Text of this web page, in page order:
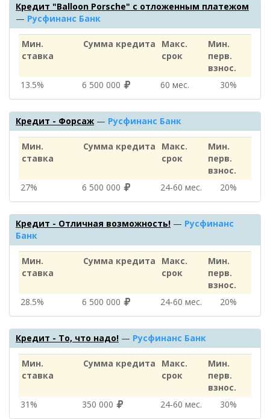
Кредит "Balloon Porsche" с отложенным платежом
— Русфинанс Банк
Мин.
ставка
Сумма кредита
Макс.
срок
Мин.
перв.
взнос.
13.5%
6 500 000 60 мес. 30%
Кредит - Форсаж — Русфинанс Банк
Мин.
ставка
Сумма кредита
Макс.
срок
Мин.
перв.
взнос.
27%
6 500 000 24‑60 мес. 20%
Кредит - Отличная возможность! — Русфинанс
Банк
Мин.
ставка
Сумма кредита
Макс.
срок
Мин.
перв.
взнос.
28.5%
6 500 000 24‑60 мес. 20%
Кредит - То, что надо! — Русфинанс Банк
Мин.
ставка
Сумма кредита
Макс.
срок
Мин.
перв.
взнос.
31%
350 000 24‑60 мес. 30%